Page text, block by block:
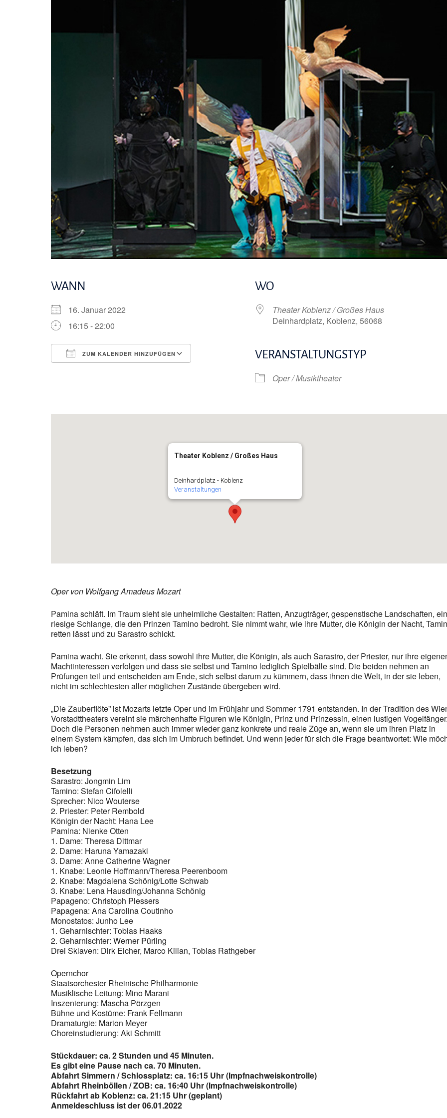
WANN
16. Januar 2022
16:15 - 22:00
ZUM KALENDER HINZUFÜGEN
Google Kalender
WO
Theater Koblenz / Großes Haus
Deinhardplatz, Koblenz, 56068
VERANSTALTUNGSTYP
Oper / Musiktheater
Theater Koblenz / Großes Haus
Deinhardplatz - Koblenz
Veranstaltungen
Oper von Wolfgang Amadeus Mozart
Pamina schläft. Im Traum sieht sie unheimliche Gestalten: Ratten, Anzugträger, gespenstische Landschaften,
riesige Schlange, die den Prinzen Tamino bedroht. Sie nimmt wahr, wie ihre Mutter, die Königin der Nacht,
retten lässt und zu Sarastro schickt.
Pamina wacht. Sie erkennt, dass sowohl ihre Mutter, die Königin, als auch Sarastro, der Priester, nur ihre
Machtinteressen verfolgen und dass sie selbst und Tamino lediglich Spielbälle sind. Die beiden nehmen an
Prüfungen teil und entscheiden am Ende, sich selbst darum zu kümmern, dass ihnen die Welt, in der sie leben,
nicht im schlechtesten aller möglichen Zustände übergeben wird.
„Die Zauberflöte” ist Mozarts letzte Oper und im Frühjahr und Sommer 1791 entstanden. In der Tradition des
Vorstadttheaters vereint sie märchenhafte Figuren wie Königin, Prinz und Prinzessin, einen lustigen Vogelfänger.
Doch die Personen nehmen auch immer wieder ganz konkrete und reale Züge an, wenn sie um ihren Platz in
einem System kämpfen, das sich im Umbruch befindet. Und wenn jeder für sich die Frage beantwortet: Wie
ich leben?
Besetzung
Sarastro: Jongmin Lim
Tamino: Stefan Cifolelli
Sprecher: Nico Wouterse
2. Priester: Peter Rembold
Königin der Nacht: Hana Lee
Pamina: Nienke Otten
1. Dame: Theresa Dittmar
2. Dame: Haruna Yamazaki
3. Dame: Anne Catherine Wagner
1. Knabe: Leonie Hoffmann/Theresa Peerenboom
2. Knabe: Magdalena Schönig/Lotte Schwab
3. Knabe: Lena Hausding/Johanna Schönig
Papageno: Christoph Plessers
Papagena: Ana Carolina Coutinho
Monostatos: Junho Lee
1. Geharnischter: Tobias Haaks
2. Geharnischter: Werner Pürling
Drei Sklaven: Dirk Eicher, Marco Kilian, Tobias Rathgeber
Opernchor
Staatsorchester Rheinische Philharmonie
Musiklische Leitung: Mino Marani
Inszenierung: Mascha Pörzgen
Bühne und Kostüme: Frank Fellmann
Dramaturgie: Marion Meyer
Choreinstudierung: Aki Schmitt
Stückdauer: ca. 2 Stunden und 45 Minuten.
Es gibt eine Pause nach ca. 70 Minuten.
Abfahrt Simmern / Schlossplatz: ca. 16:15 Uhr (Impfnachweiskontrolle)
Abfahrt Rheinböllen / ZOB: ca. 16:40 Uhr (Impfnachweiskontrolle)
Rückfahrt ab Koblenz: ca. 21:15 Uhr (geplant)
Anmeldeschluss ist der 06.01.2022